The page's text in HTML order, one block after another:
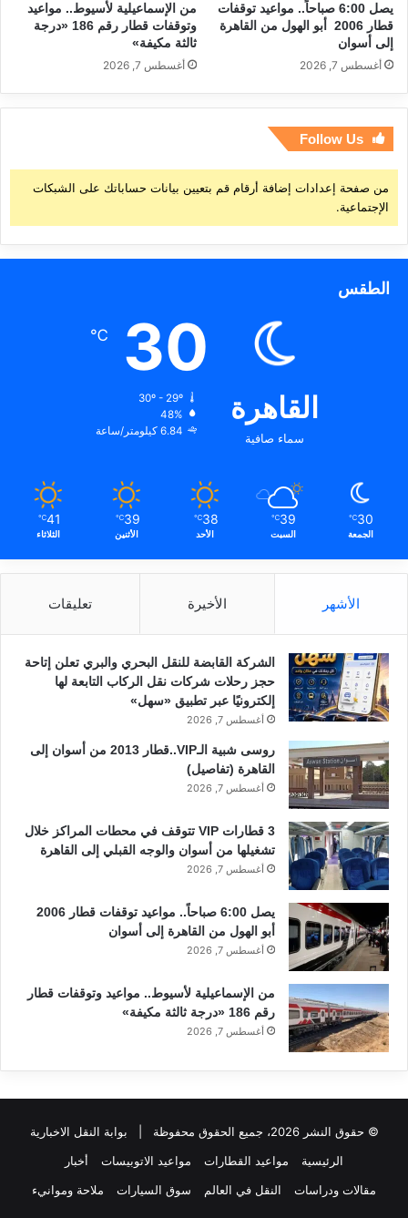
يصل 6:00 صباحاً.. مواعيد توقفات
قطار 2006 أبو الهول من القاهرة
إلى أسوان
أغسطس 7, 2026
من الإسماعيلية لأسيوط.. مواعيد
وتوقفات قطار رقم 186 «درجة
ثالثة مكيفة»
أغسطس 7, 2026
Follow Us
من صفحة إعدادات إضافة أرقام قم بتعيين بيانات حساباتك على الشبكات
الإجتماعية.
الطقس
القاهرة
سماء صافية
30
℃
30º - 29º
48%
6.84 كيلومتر/ساعة
30
℃
الجمعة
39
℃
السبت
38
℃
الأحد
39
℃
الأثنين
41
℃
الثلاثاء
الأشهر الأخيرة تعليقات
الشركة القابضة للنقل البحري والبري تعلن إتاحة
حجز رحلات شركات نقل الركاب التابعة لها
إلكترونيًا عبر تطبيق «سهل»
أغسطس 7, 2026
روسى شبية الـVIP..قطار 2013 من أسوان إلى
القاهرة (تفاصيل)
أغسطس 7, 2026
3 قطارات VIP تتوقف في محطات المراكز خلال
تشغيلها من أسوان والوجه القبلي إلى القاهرة
أغسطس 7, 2026
أبو الهول من القاهرة إلى أسوان
أغسطس 7, 2026
من الإسماعيلية لأسيوط.. مواعيد وتوقفات قطار
رقم 186 «درجة ثالثة مكيفة»
أغسطس 7, 2026
© حقوق النشر 2026، جميع الحقوق محفوظة |
بوابة النقل الاخبارية
الرئيسية
مواعيد القطارات مواعيد الاتوبيسات
أخبار
مقالات ودراسات
النقل في العالم سوق السيارات ملاحة وموانيء